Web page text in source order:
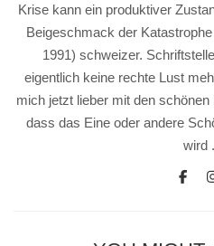
Krise kann ein produktiver
Beigeschmack der
1991) schweizer.
eigentlich keine rechte Lust
mich jetzt lieber mit den
dass das Eine oder andere
wird